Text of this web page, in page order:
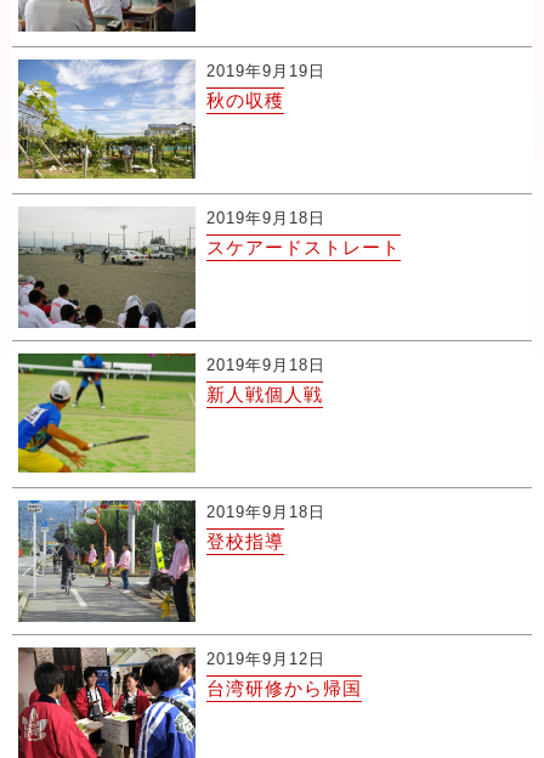
2019年9月19日
秋の収穫
2019年9月18日
スケアードストレート
2019年9月18日
新人戦個人戦
2019年9月18日
登校指導
2019年9月12日
台湾研修から帰国